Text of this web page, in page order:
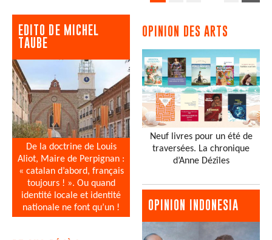
EDITO DE MICHEL
TAUBE
De la doctrine de Louis
Aliot, Maire de Perpignan :
« catalan d’abord, français
toujours ! ». Ou quand
identité locale et identité
nationale ne font qu’un !
OPINION DES ARTS
Neuf livres pour un été de
traversées. La chronique
d’Anne Dézîles
OPINION INDONESIA